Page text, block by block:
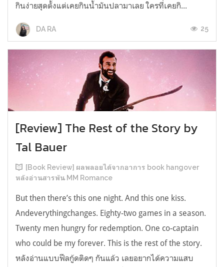
กินง่ายสุดตั้งแต่เคยกินน้ำมันปลามาเลย ใครที่เคยกิ...
DA RA 25
[Review] The Rest of the Story by
Tal Bauer
[Book Review] ผลพลอยได้จากอาการ book hangover
หลังอ่านสารพัน MM Romance
But then there’s this one night. And this one kiss.
Andeverythingchanges. Eighty-two games in a season.
Twenty men hungry for redemption. One co-captain
who could be my forever. This is the rest of the story.
หลังอ่านแบบฟีลกู้ดติดๆ กันแล้ว เลยอยากได้ความแสบ